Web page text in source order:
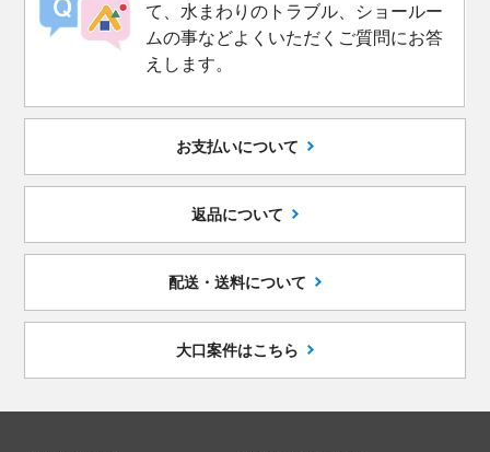
て、水まわりのトラブル、ショールー
ムの事などよくいただくご質問にお答
えします。
お支払いについて
返品について
配送・送料について
大口案件はこちら